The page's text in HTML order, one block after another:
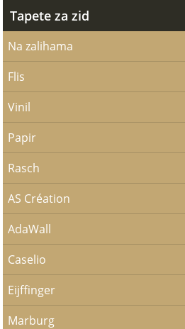
Tapete za zid
Na zalihama
Flis
Vinil
Papir
Rasch
AS Création
AdaWall
Caselio
Eijffinger
Marburg